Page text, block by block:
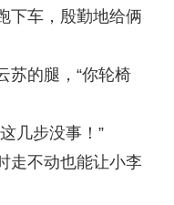
车，殷勤地给俩
的腿，“你轮椅
几步没事！”
不动也能让小李